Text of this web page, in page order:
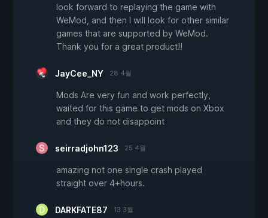
look forward to replaying the game with
WeMod, and then I will look for other similar
games that are supported by WeMod.
Thank you for a great product!!
JayCee_NY 28 4월
Mods Are very fun and work perfectly,
waited for this game to get mods on Xbox
and they do not disappoint
seirradjohn123 25 4월
amazing not one single crash played
straight over 4+hours.
DARKFATE87 13 3월